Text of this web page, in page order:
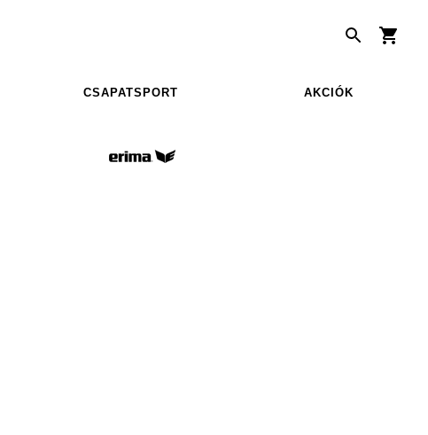
CSAPATSPORT AKCIÓK